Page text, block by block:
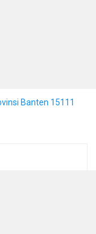
Banten 15111